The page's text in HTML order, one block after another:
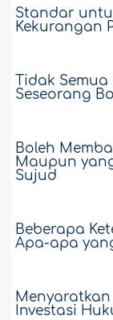
Standar
Kekurangan
Tidak
Seseorang
Boleh
Maupun
Sujud
Beberapa
Apa-apa
Investasi